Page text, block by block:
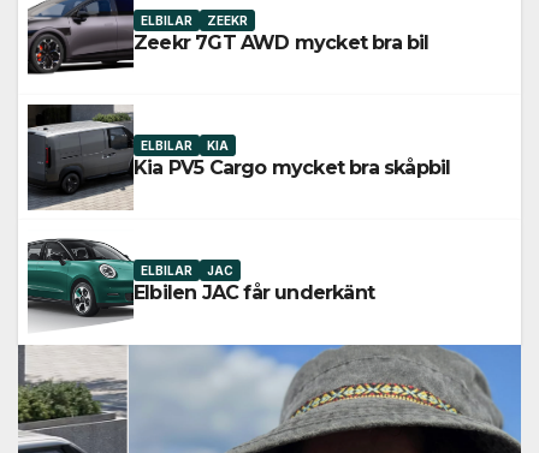
ELBILAR ZEEKR
Zeekr 7GT AWD mycket bra bil
ELBILAR KIA
Kia PV5 Cargo mycket bra skåpbil
ELBILAR JAC
Elbilen JAC får underkänt